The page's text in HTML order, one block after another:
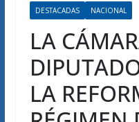
DESTACADAS NACIONAL
LA
LA